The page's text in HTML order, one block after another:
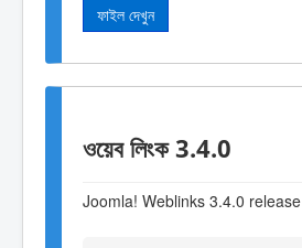
ফাইল দেখুন
ওয়েব লিংক 3.4.0
Joomla! Weblinks 3.4.0 release